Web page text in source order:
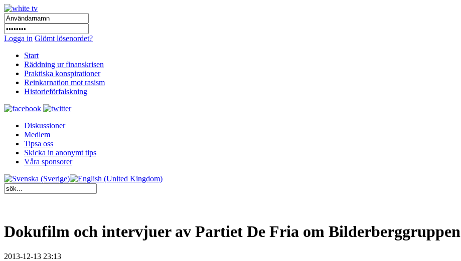
Logga in Glömt lösenordet?
Start
Räddning ur finanskrisen
Praktiska konspirationer
Reinkarnation mot rasism
Historieförfalskning
Diskussioner
Medlem
Tipsa oss
Skicka in anonymt tips
Våra sponsorer
Dokufilm och intervjuer av Partiet De Fria om Bilderberggruppen
2013-12-13 23:13